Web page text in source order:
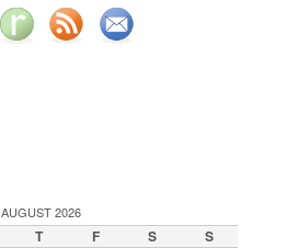
AUGUST 2026
T F S S